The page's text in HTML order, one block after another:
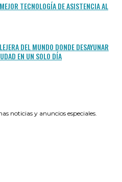
TECNOLOGÍA DE ASISTENCIA AL
DEL MUNDO DONDE DESAYUNAR
EN UN SOLO DÍA
noticias y anuncios especiales.